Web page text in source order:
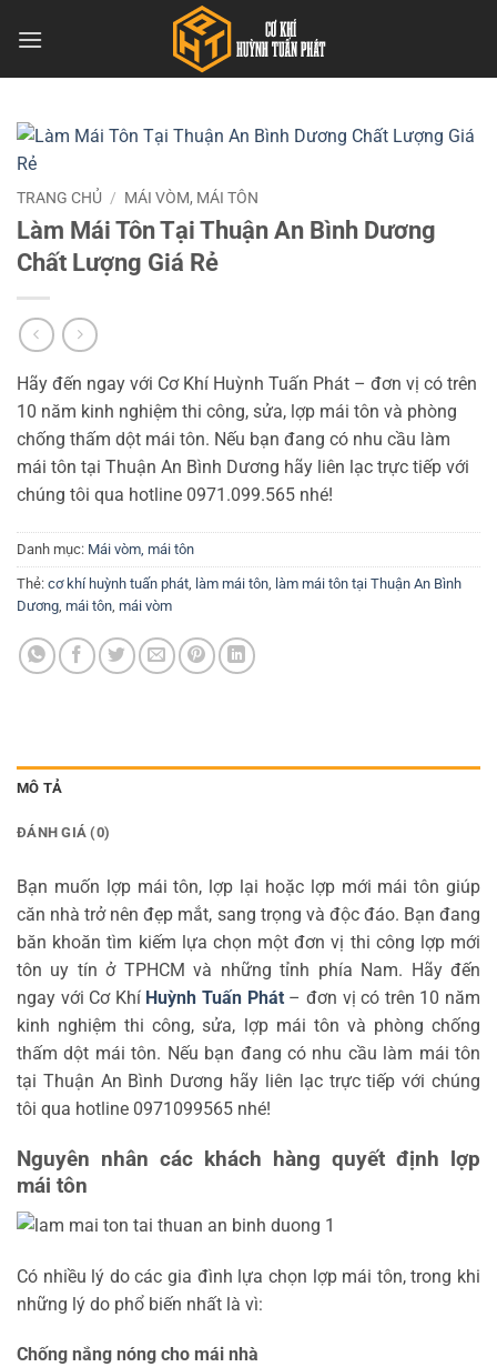
qua
TRANG CHỦ / MÁI VÒM, MÁI TÔN
Làm Mái Tôn Tại Thuận An Bình Dương
Chất Lượng Giá Rẻ
Hãy đến ngay với Cơ Khí Huỳnh Tuấn Phát – đơn vị có trên
10 năm kinh nghiệm thi công, sửa, lợp mái tôn và phòng
chống thấm dột mái tôn. Nếu bạn đang có nhu cầu làm
mái tôn tại Thuận An Bình Dương hãy liên lạc trực tiếp với
chúng tôi qua hotline 0971.099.565 nhé!
Danh mục: Mái vòm, mái tôn
Thẻ: cơ khí huỳnh tuấn phát, làm mái tôn, làm mái tôn tại Thuận An Bình
Dương, mái tôn, mái vòm
MÔ TẢ
ĐÁNH GIÁ (0)
Bạn muốn lợp mái tôn, lợp lại hoặc lợp mới mái tôn giúp
căn nhà trở nên đẹp mắt, sang trọng và độc đáo. Bạn đang
băn khoăn tìm kiếm lựa chọn một đơn vị thi công lợp mới
tôn uy tín ở TPHCM và những tỉnh phía Nam. Hãy đến
ngay với Cơ Khí Huỳnh Tuấn Phát– đơn vị có trên 10 năm
kinh nghiệm thi công, sửa, lợp mái tôn và phòng chống
thấm dột mái tôn. Nếu bạn đang có nhu cầu làm mái tôn
tại Thuận An Bình Dương hãy liên lạc trực tiếp với chúng
tôi qua hotline 0971099565 nhé!
Nguyên nhân các khách hàng quyết định lợp
mái tôn
Có nhiều lý do các gia đình lựa chọn lợp mái tôn, trong khi
những lý do phổ biến nhất là vì:
Chống nắng nóng cho mái nhà